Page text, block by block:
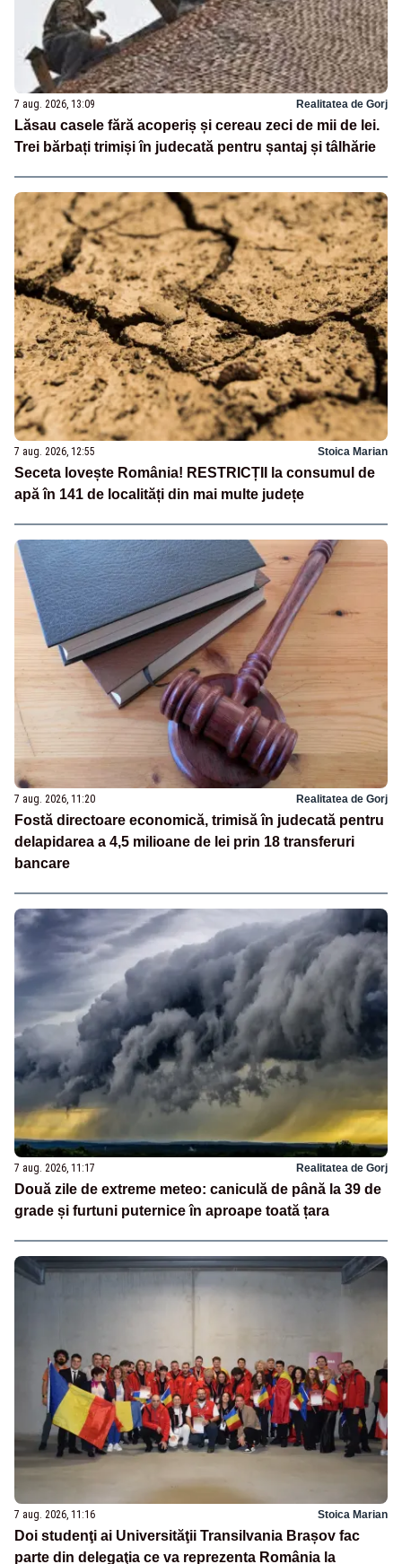
7 aug. 2026, 13:09 Realitatea de Gorj
Lăsau casele fără acoperiș și cereau zeci de mii de lei.
Trei bărbați trimiși în judecată pentru șantaj și tâlhărie
7 aug. 2026, 12:55 Stoica Marian
Seceta lovește România! RESTRICȚII la consumul de
apă în 141 de localități din mai multe județe
7 aug. 2026, 11:20 Realitatea de Gorj
Fostă directoare economică, trimisă în judecată pentru
delapidarea a 4,5 milioane de lei prin 18 transferuri
bancare
7 aug. 2026, 11:17 Realitatea de Gorj
Două zile de extreme meteo: caniculă de până la 39 de
grade și furtuni puternice în aproape toată țara
7 aug. 2026, 11:16 Stoica Marian
Doi studenţi ai Universităţii Transilvania Brașov fac
parte din delegaţia ce va reprezenta România la